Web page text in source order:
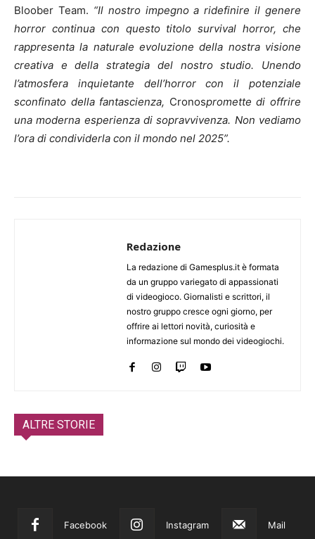
Bloober Team. “Il nostro impegno a ridefinire il genere
horror continua con questo titolo survival horror, che
rappresenta la naturale evoluzione della nostra visione
creativa e della strategia del nostro studio. Unendo
l’atmosfera inquietante dell’horror con il potenziale
sconfinato della fantascienza, Cronospromette di offrire
una moderna esperienza di sopravvivenza. Non vediamo
l’ora di condividerla con il mondo nel 2025”.
Redazione
La redazione di Gamesplus.it è formata
da un gruppo variegato di appassionati
di videogioco. Giornalisti e scrittori, il
nostro gruppo cresce ogni giorno, per
offrire ai lettori novità, curiosità e
informazione sul mondo dei videogiochi.
ALTRE STORIE
Facebook Instagram Mail